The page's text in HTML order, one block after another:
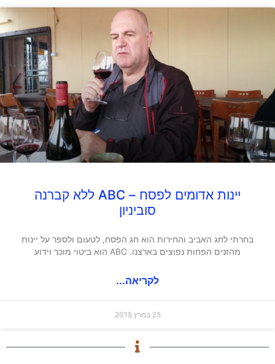
יינות אדומים לפסח – ABC ללא קברנה
סוביניון
בחרתי לחג האביב והחירות הוא חג הפסח, לטעום ולספר על יינות
מהזנים הפחות נפוצים בארצנו. ABC הוא ביטוי מוכר וידוע
לקריאה...
25 במרץ 2015